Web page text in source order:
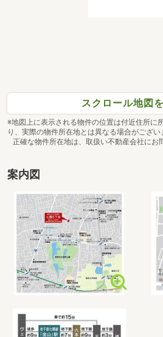
スクロール地図
※地図上に表示される物件の位置は付近住所に
り、実際の物件所在地とは異なる場合がござい
正確な物件所在地は、取扱い不動産会社にお
案内図